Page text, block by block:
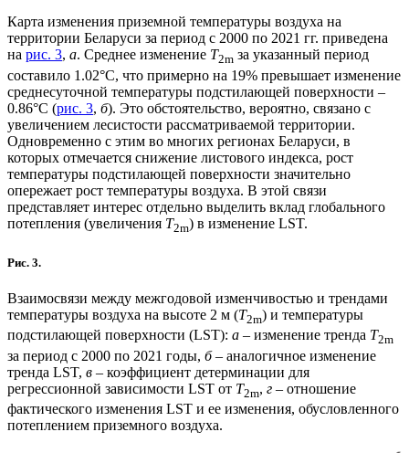
Карта изменения приземной температуры воздуха на
территории Беларуси за период с 2000 по 2021 гг. приведена
на рис. 3, а. Среднее изменение T2m за указанный период
составило 1.02°C, что примерно на 19% превышает изменение
среднесуточной температуры подстилающей поверхности –
0.86°С (рис. 3, б). Это обстоятельство, вероятно, связано с
увеличением лесистости рассматриваемой территории.
Одновременно с этим во многих регионах Беларуси, в
которых отмечается снижение листового индекса, рост
температуры подстилающей поверхности значительно
опережает рост температуры воздуха. В этой связи
представляет интерес отдельно выделить вклад глобального
потепления (увеличения T2m) в изменение LST.
Рис. 3.
Взаимосвязи между межгодовой изменчивостью и трендами
температуры воздуха на высоте 2 м (T2m) и температуры
подстилающей поверхности (LST): a – изменение тренда T2m
за период с 2000 по 2021 годы, б– аналогичное изменение
тренда LST, в – коэффициент детерминации для
регрессионной зависимости LST от T2m, г – отношение
фактического изменения LST и ее изменения, обусловленного
потеплением приземного воздуха.